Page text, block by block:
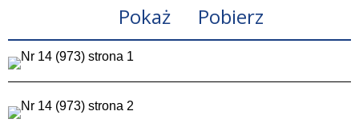
Pokaż Pobierz